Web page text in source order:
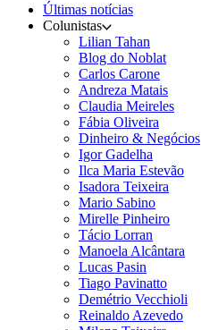
Últimas notícias
Colunistas
Lilian Tahan
Blog do Noblat
Carlos Carone
Andreza Matais
Claudia Meireles
Fábia Oliveira
Dinheiro & Negócios
Igor Gadelha
Ilca Maria Estevão
Isadora Teixeira
Mario Sabino
Mirelle Pinheiro
Tácio Lorran
Manoela Alcântara
Lucas Pasin
Tiago Pavinatto
Demétrio Vecchioli
Reinaldo Azevedo